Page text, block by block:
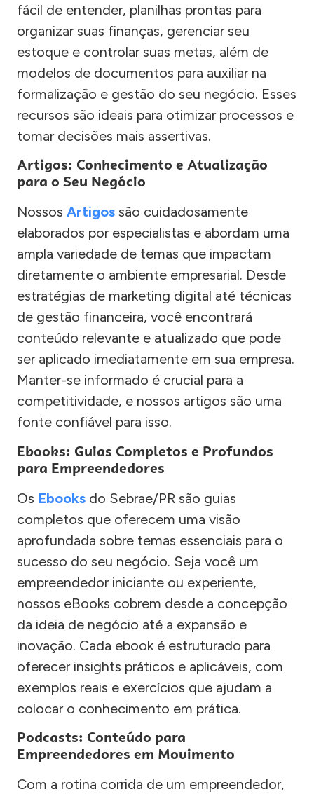
fácil de entender, planilhas prontas para
organizar suas finanças, gerenciar seu
estoque e controlar suas metas, além de
modelos de documentos para auxiliar na
formalização e gestão do seu negócio. Esses
recursos são ideais para otimizar processos e
tomar decisões mais assertivas.
Artigos: Conhecimento e Atualização
para o Seu Negócio
Nossos Artigos são cuidadosamente
elaborados por especialistas e abordam uma
ampla variedade de temas que impactam
diretamente o ambiente empresarial. Desde
estratégias de marketing digital até técnicas
de gestão financeira, você encontrará
conteúdo relevante e atualizado que pode
ser aplicado imediatamente em sua empresa.
Manter-se informado é crucial para a
competitividade, e nossos artigos são uma
fonte confiável para isso.
Ebooks: Guias Completos e Profundos
para Empreendedores
Os Ebooks do Sebrae/PR são guias
completos que oferecem uma visão
aprofundada sobre temas essenciais para o
sucesso do seu negócio. Seja você um
empreendedor iniciante ou experiente,
nossos eBooks cobrem desde a concepção
da ideia de negócio até a expansão e
inovação. Cada ebook é estruturado para
oferecer insights práticos e aplicáveis, com
exemplos reais e exercícios que ajudam a
colocar o conhecimento em prática.
Podcasts: Conteúdo para
Empreendedores em Movimento
Com a rotina corrida de um empreendedor,